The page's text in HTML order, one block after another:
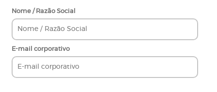
Nome / Razão Social
E-mail corporativo